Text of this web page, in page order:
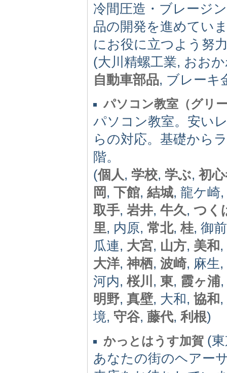
冷間圧造・ブレージ
品の開発を進めてい
にお役に立つよう努
(大川精螺工業, おお
自動車部品, ブレーキ
パソコン教室（グリ
パソコン教室。安い
らの対応。基礎から
階。
(個人, 学校, 学ぶ, 初
岡 , 下館, 結城, 龍ケ崎
取手, 岩井, 牛久, つく
里, 内原, 常北,桂, 御
瓜連, 大宮, 山方, 美和
大洋,神栖, 波崎, 麻生,
河内, 桜川 , 東, 霞ヶ浦,
明野, 真壁, 大和, 協和,
境, 守谷, 藤代,利根)
かっとはうす加賀 (
あなたの街のヘアー